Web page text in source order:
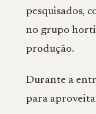
pesquisados,
no grupo
produção.
Durante a
para